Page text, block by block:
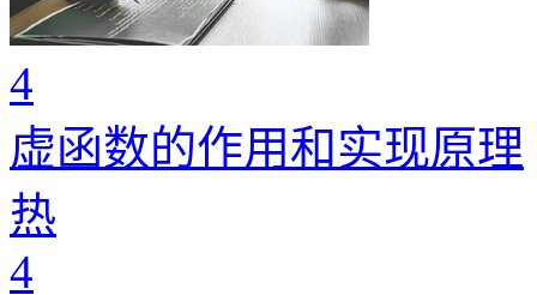
4
虚函数的作用和实现原理
热
4